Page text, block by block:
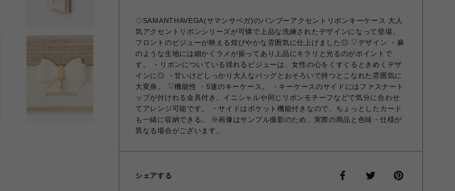
◇SAMANTHAVEGA(サマンサベガ)のバンブーアクセントリボンキーケース 大人
気アクセントリボンシリーズが可憐で上品な洗練されたデザインになって登場。
フロントのビジューが映える煌びやかな雰囲気に仕上げました◎ ▽デザイン ・麻
のような生地には細かくラメが振ってあり上品にキラリと光るのがポイントで
す。 ・リボンについている揺れるビジューは、女性の心をくすぐるときめくデザ
インに◎ ・甘いけどしっかり大人なバッグとおそろいで持つとこなれた雰囲気に
大変身。 ▽機能性 ・5連のキーケース。 ・キーケースのサイドにはファスナート
ップが付けれる金具付き。イニシャルや同じリボンモチーフなどで気分に合わせ
てアレンジ可能です。 ・サイドはポケット機能付きなので、ちょっとしたカード
も一緒に収納できる。 ※画像はサンプル撮影のため、実際の商品と色味・仕様が
異なる場合がございます。
シェアする